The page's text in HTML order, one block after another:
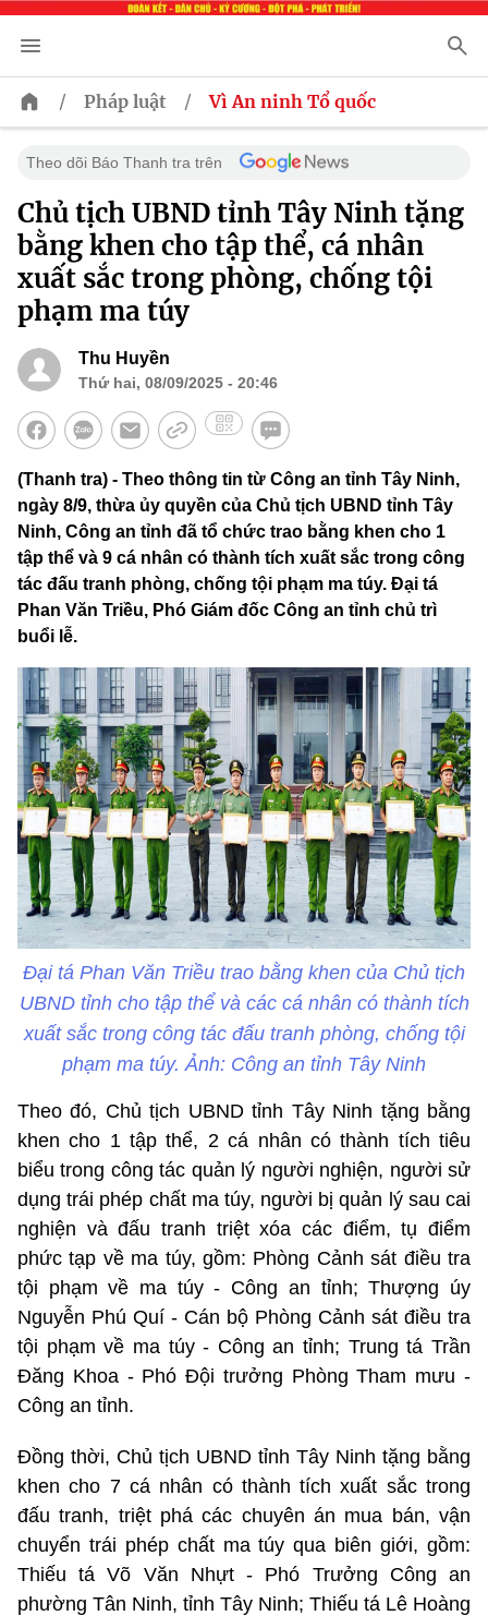
/ Pháp luật / Vì An ninh Tổ quốc
Theo dõi Báo Thanh tra trên
Chủ tịch UBND tỉnh Tây Ninh tặng
bằng khen cho tập thể, cá nhân
xuất sắc trong phòng, chống tội
phạm ma túy
Thu Huyền
Thứ hai, 08/09/2025 - 20:46
(Thanh tra) - Theo thông tin từ Công an tỉnh Tây Ninh,
ngày 8/9, thừa ủy quyền của Chủ tịch UBND tỉnh Tây
Ninh, Công an tỉnh đã tổ chức trao bằng khen cho 1
tập thể và 9 cá nhân có thành tích xuất sắc trong công
tác đấu tranh phòng, chống tội phạm ma túy. Đại tá
Phan Văn Triều, Phó Giám đốc Công an tỉnh chủ trì
buổi lễ.
Đại tá Phan Văn Triều trao bằng khen của Chủ tịch
UBND tỉnh cho tập thể và các cá nhân có thành tích
xuất sắc trong công tác đấu tranh phòng, chống tội
phạm ma túy. Ảnh: Công an tỉnh Tây Ninh
Theo đó, Chủ tịch UBND tỉnh Tây Ninh tặng bằng
khen cho 1 tập thể, 2 cá nhân có thành tích tiêu
biểu trong công tác quản lý người nghiện, người sử
dụng trái phép chất ma túy, người bị quản lý sau cai
nghiện và đấu tranh triệt xóa các điểm, tụ điểm
phức tạp về ma túy, gồm: Phòng Cảnh sát điều tra
tội phạm về ma túy - Công an tỉnh; Thượng úy
Nguyễn Phú Quí - Cán bộ Phòng Cảnh sát điều tra
tội phạm về ma túy - Công an tỉnh; Trung tá Trần
Đăng Khoa - Phó Đội trưởng Phòng Tham mưu -
Công an tỉnh.
Đồng thời, Chủ tịch UBND tỉnh Tây Ninh tặng bằng
khen cho 7 cá nhân có thành tích xuất sắc trong
đấu tranh, triệt phá các chuyên án mua bán, vận
chuyển trái phép chất ma túy qua biên giới, gồm:
Thiếu tá Võ Văn Nhựt - Phó Trưởng Công an
phường Tân Ninh, tỉnh Tây Ninh; Thiếu tá Lê Hoàng